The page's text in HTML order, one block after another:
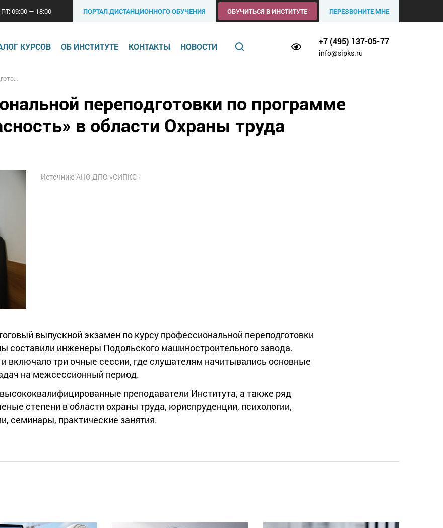
09:00 — 18:00 ПОРТАЛ ДИСТАНЦИОННОГО ОБУЧЕНИЯ ОБУЧИТЬСЯ В ИНСТИТУТЕ ПЕРЕЗВОНИТЕ МНЕ
КУРСОВ ОБ ИНСТИТУТЕ КОНТАКТЫ НОВОСТИ
+7 (495) 137-05-77
info@sipks.ru
труда
переподготовки по программе
в области Охраны труда
Источник: АНО ДПО «СИПКС»
выпускной экзамен по курсу профессиональной переподготовки
составили инженеры Подольского машиностроительного завода.
включало три очные сессии, где слушателям начитывались основные
на межсессионный период.
преподаватели Института, а также ряд
степени в области охраны труда, юриспруденции, психологии,
семинары, практические занятия.